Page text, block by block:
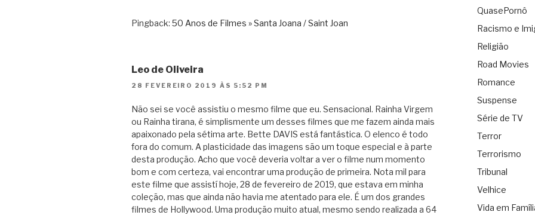
Pingback: 50 Anos de Filmes » Santa Joana / Saint Joan
Leo de Oliveira
28 FEVEREIRO 2019 ÀS 5:52 PM
Não sei se você assistiu o mesmo filme que eu. Sensacional. Rainha Virgem
ou Rainha tirana, é simplismente um desses filmes que me fazem ainda mais
apaixonado pela sétima arte. Bette DAVIS está fantástica. O elenco é todo
fora do comum. A plasticidade das imagens são um toque especial e à parte
desta produção. Acho que você deveria voltar a ver o filme num momento
bom e com certeza, vai encontrar uma produção de primeira. Nota mil para
este filme que assistí hoje, 28 de fevereiro de 2019, que estava em minha
coleção, mas que ainda não havia me atentado para ele. É um dos grandes
filmes de Hollywood. Uma produção muito atual, mesmo sendo realizada a 64
QuasePornô
Racismo e
Religião
Road Movies
Romance
Suspense
Série de TV
Terror
Terrorismo
Tribunal
Velhice
Vida em